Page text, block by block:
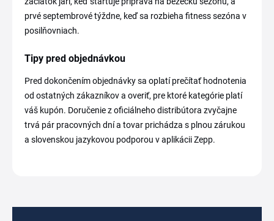
prvé septembrové týždne, keď sa rozbieha fitness sezóna v
posilňovniach.
Tipy pred objednávkou
Pred dokončením objednávky sa oplatí prečítať hodnotenia
od ostatných zákazníkov a overiť, pre ktoré kategórie platí
váš kupón. Doručenie z oficiálneho distribútora zvyčajne
trvá pár pracovných dní a tovar prichádza s plnou zárukou
a slovenskou jazykovou podporou v aplikácii Zepp.